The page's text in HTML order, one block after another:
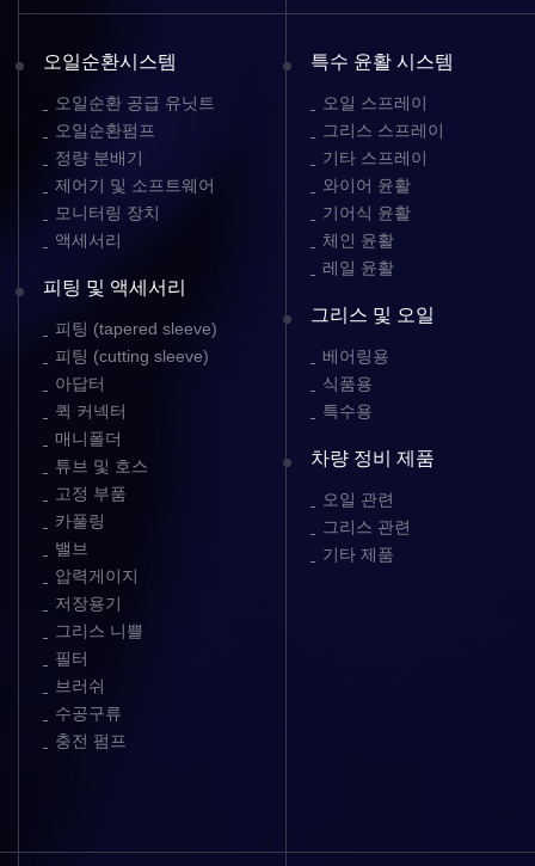
오일순환시스템
오일순환 공급 유닛트
오일순환펌프
정량 분배기
제어기 및 소프트웨어
모니터링 장치
액세서리
피팅 및 액세서리
피팅 (tapered sleeve)
피팅 (cutting sleeve)
아답터
퀵 커넥터
매니폴더
튜브 및 호스
고정 부품
카풀링
밸브
압력게이지
저장용기
그리스 니쁠
필터
브러쉬
수공구류
충전 펌프
특수 윤활 시스템
오일 스프레이
그리스 스프레이
기타 스프레이
와이어 윤활
기어식 윤활
체인 윤활
레일 윤활
그리스 및 오일
베어링용
식품용
특수용
차량 정비 제품
오일 관련
그리스 관련
기타 제품